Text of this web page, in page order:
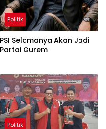
Politik
PSI Selamanya Akan Jadi
Partai Gurem
Politik